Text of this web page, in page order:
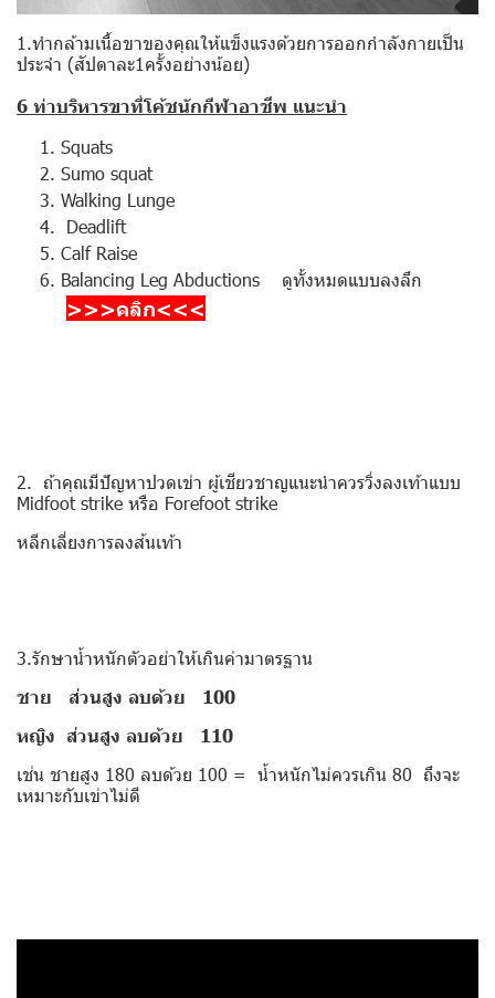
1.ทำกล้ามเนื้อขาของคุณให้แข็งแรงด้วยการออกกำลังกายเป็น
ประจำ (สัปดาละ1ครั้งอย่างน้อย)
6 ท่าบริหารขาที่โค้ชนักกีฬาอาชีพ แนะนำ
Squats
Sumo squat
Walking Lunge
Deadlift
Calf Raise
Balancing Leg Abductions ดูทั้งหมดแบบลงลึก
>>>คลิก<<<
2. ถ้าคุณมีปัญหาปวดเข่า ผู้เชียวชาญแนะนำควรวิ่งลงเท้าแบบ
Midfoot strike หรือ Forefoot strike
หลีกเลี่ยงการลงส้นเท้า
3.รักษาน้ำหนักตัวอย่าให้เกินค่ามาตรฐาน
ชาย ส่วนสูง ลบด้วย 100
หญิง ส่วนสูง ลบด้วย 110
เช่น ชายสูง 180 ลบด้วย 100 = น้ำหนักไม่ควรเกิน 80 ถึงจะ
เหมาะกับเข่าไม่ดี